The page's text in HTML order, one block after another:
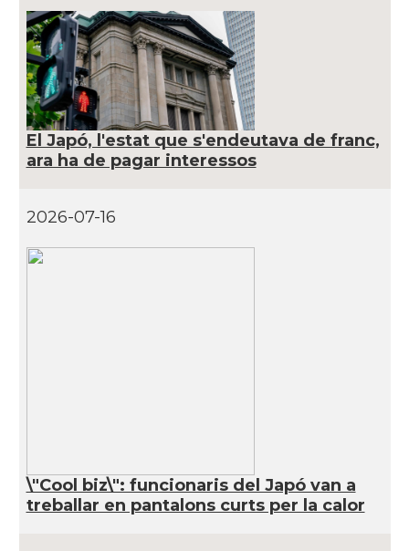
El Japó, l'estat que s'endeutava de franc,
ara ha de pagar interessos
2026-07-16
\"Cool biz\": funcionaris del Japó van a
treballar en pantalons curts per la calor